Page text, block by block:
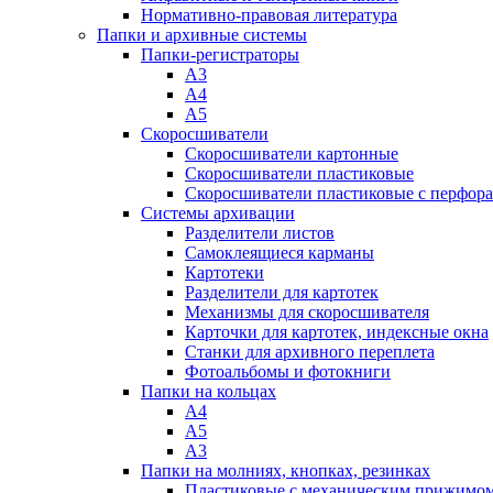
Нормативно-правовая литература
Папки и архивные системы
Папки-регистраторы
А3
А4
А5
Скоросшиватели
Скоросшиватели картонные
Скоросшиватели пластиковые
Скоросшиватели пластиковые с
Системы архивации
Разделители листов
Самоклеящиеся карманы
Картотеки
Разделители для картотек
Механизмы для скоросшивателя
Карточки для картотек, индексные окна
Станки для архивного переплета
Фотоальбомы и фотокниги
Папки на кольцах
А4
А5
А3
Папки на молниях, кнопках, резинках